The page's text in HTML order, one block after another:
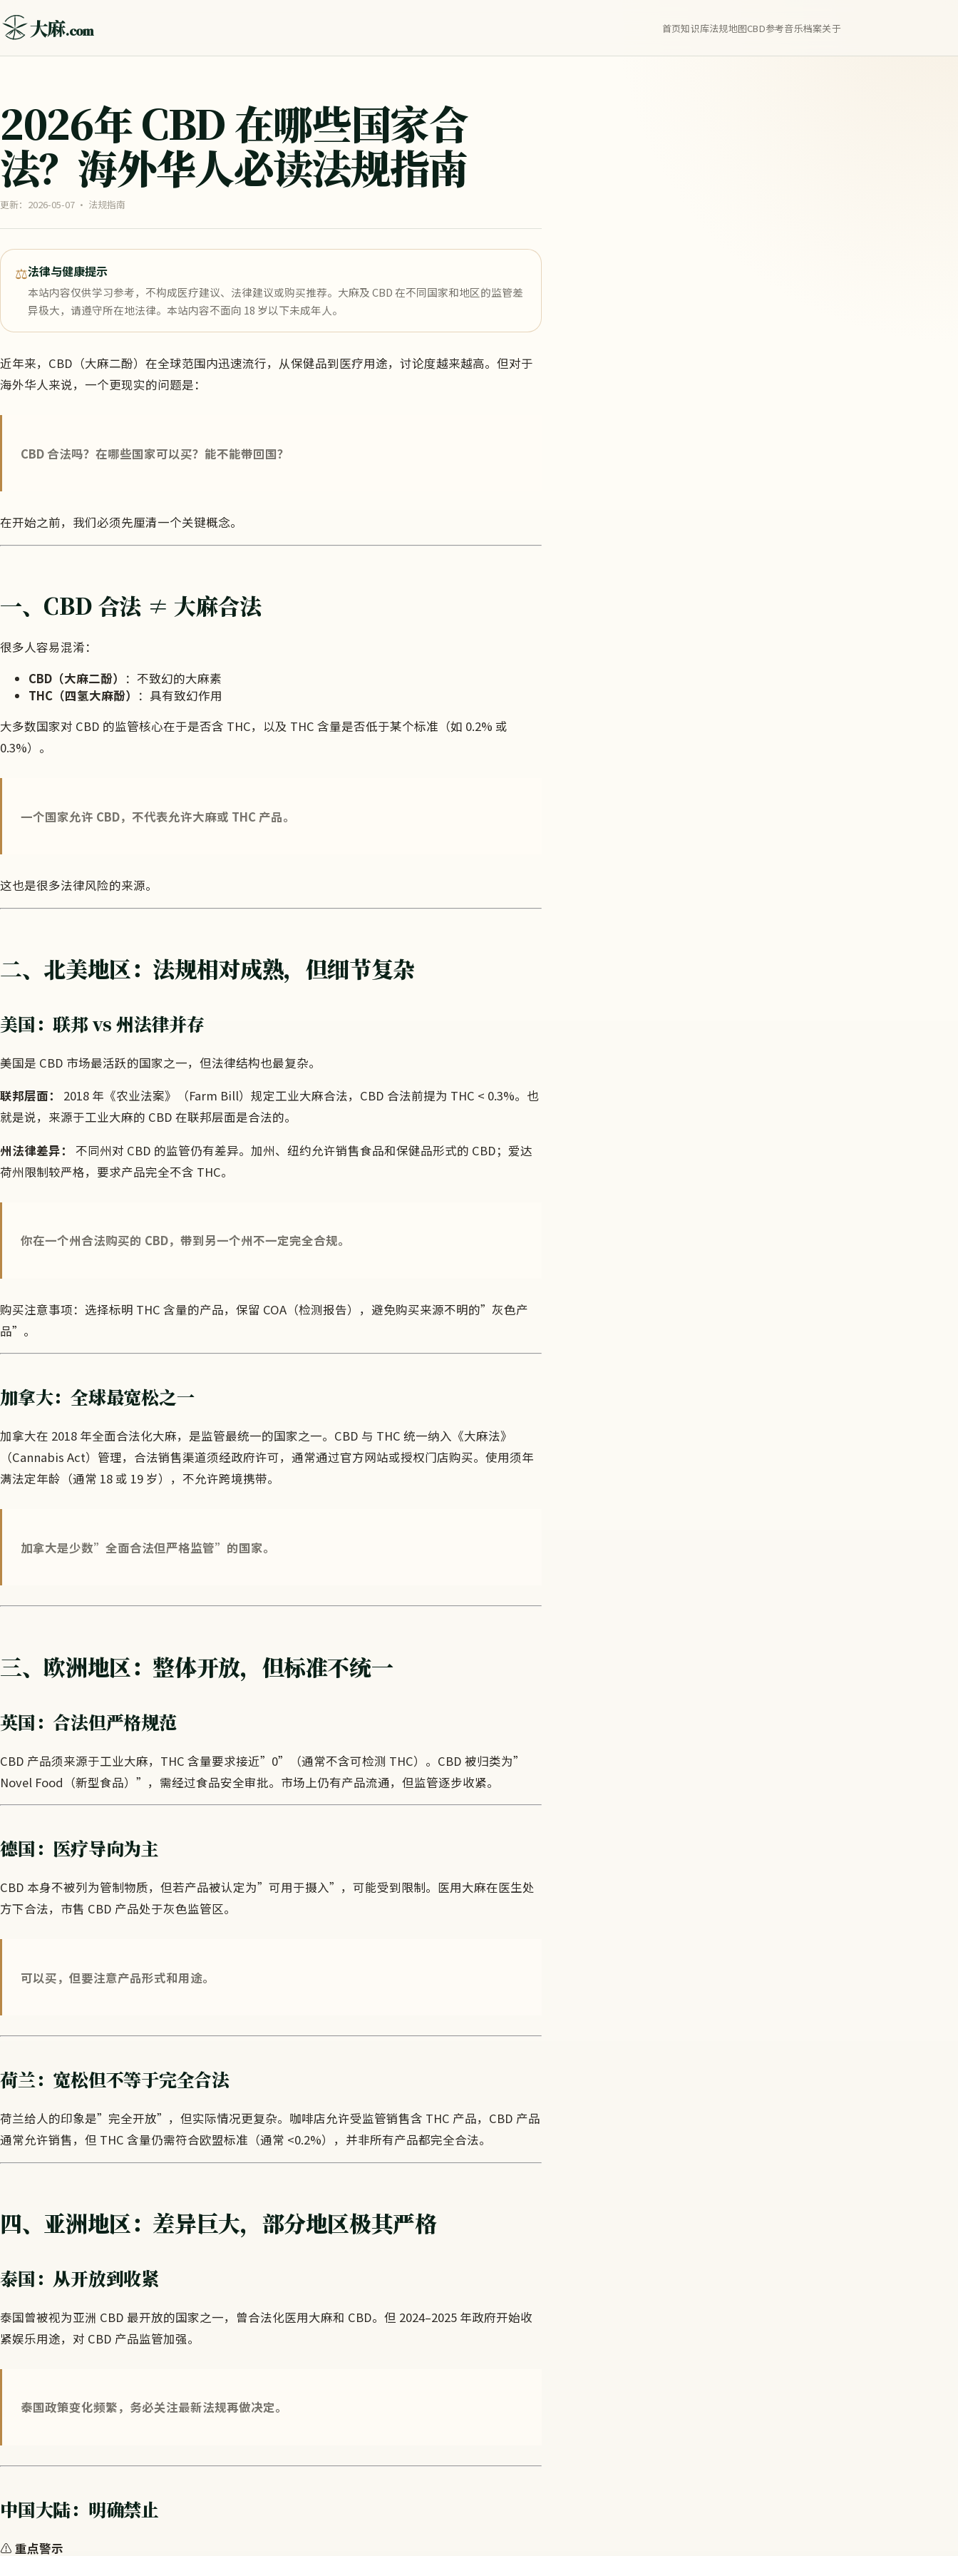
大麻.com 首页知识库法规地图CBD参考音乐档案关于
2026年 CBD 在哪些国家合
法？海外华人必读法规指南
更新：2026-05-07 · 法规指南
⚖法律与健康提示
本站内容仅供学习参考，不构成医疗建议、法律建议或购买推荐。大麻及 CBD 在不同国家和地区的监管差
异极大，请遵守所在地法律。本站内容不面向 18 岁以下未成年人。
近年来，CBD（大麻二酚）在全球范围内迅速流行，从保健品到医疗用途，讨论度越来越高。但对于
海外华人来说，一个更现实的问题是：
CBD 合法吗？在哪些国家可以买？能不能带回国？
在开始之前，我们必须先厘清一个关键概念。
一、CBD 合法 ≠ 大麻合法
很多人容易混淆：
CBD（大麻二酚） ：不致幻的大麻素
THC（四氢大麻酚） ：具有致幻作用
大多数国家对 CBD 的监管核心在于是否含 THC，以及 THC 含量是否低于某个标准（如 0.2% 或
0.3%）。
一个国家允许 CBD，不代表允许大麻或 THC 产品。
这也是很多法律风险的来源。
二、北美地区：法规相对成熟，但细节复杂
美国：联邦 vs 州法律并存
美国是 CBD 市场最活跃的国家之一，但法律结构也最复杂。
联邦层面：
2018 年《农业法案》（Farm Bill）规定工业大麻合法，CBD 合法前提为 THC < 0.3%。也
就是说，来源于工业大麻的 CBD 在联邦层面是合法的。
州法律差异：
不同州对 CBD 的监管仍有差异。加州、纽约允许销售食品和保健品形式的 CBD；爱达
荷州限制较严格，要求产品完全不含 THC。
你在一个州合法购买的 CBD，带到另一个州不一定完全合规。
购买注意事项：选择标明 THC 含量的产品，保留 COA（检测报告），避免购买来源不明的”灰色产
品”。
加拿大：全球最宽松之一
加拿大在 2018 年全面合法化大麻，是监管最统一的国家之一。CBD 与 THC 统一纳入《大麻法》
（Cannabis Act）管理，合法销售渠道须经政府许可，通常通过官方网站或授权门店购买。使用须年
满法定年龄（通常 18 或 19 岁），不允许跨境携带。
加拿大是少数”全面合法但严格监管”的国家。
三、欧洲地区：整体开放，但标准不统一
英国：合法但严格规范
CBD 产品须来源于工业大麻，THC 含量要求接近”0”（通常不含可检测 THC）。CBD 被归类为”
Novel Food（新型食品）”，需经过食品安全审批。市场上仍有产品流通，但监管逐步收紧。
德国：医疗导向为主
CBD 本身不被列为管制物质，但若产品被认定为”可用于摄入”，可能受到限制。医用大麻在医生处
方下合法，市售 CBD 产品处于灰色监管区。
可以买，但要注意产品形式和用途。
荷兰：宽松但不等于完全合法
荷兰给人的印象是”完全开放”，但实际情况更复杂。咖啡店允许受监管销售含 THC 产品，CBD 产品
通常允许销售，但 THC 含量仍需符合欧盟标准（通常 <0.2%），并非所有产品都完全合法。
四、亚洲地区：差异巨大，部分地区极其严格
泰国：从开放到收紧
泰国曾被视为亚洲 CBD 最开放的国家之一，曾合法化医用大麻和 CBD。但 2024–2025 年政府开始收
紧娱乐用途，对 CBD 产品监管加强。
泰国政策变化频繁，务必关注最新法规再做决定。
中国大陆：明确禁止
⚠️ 重点警示